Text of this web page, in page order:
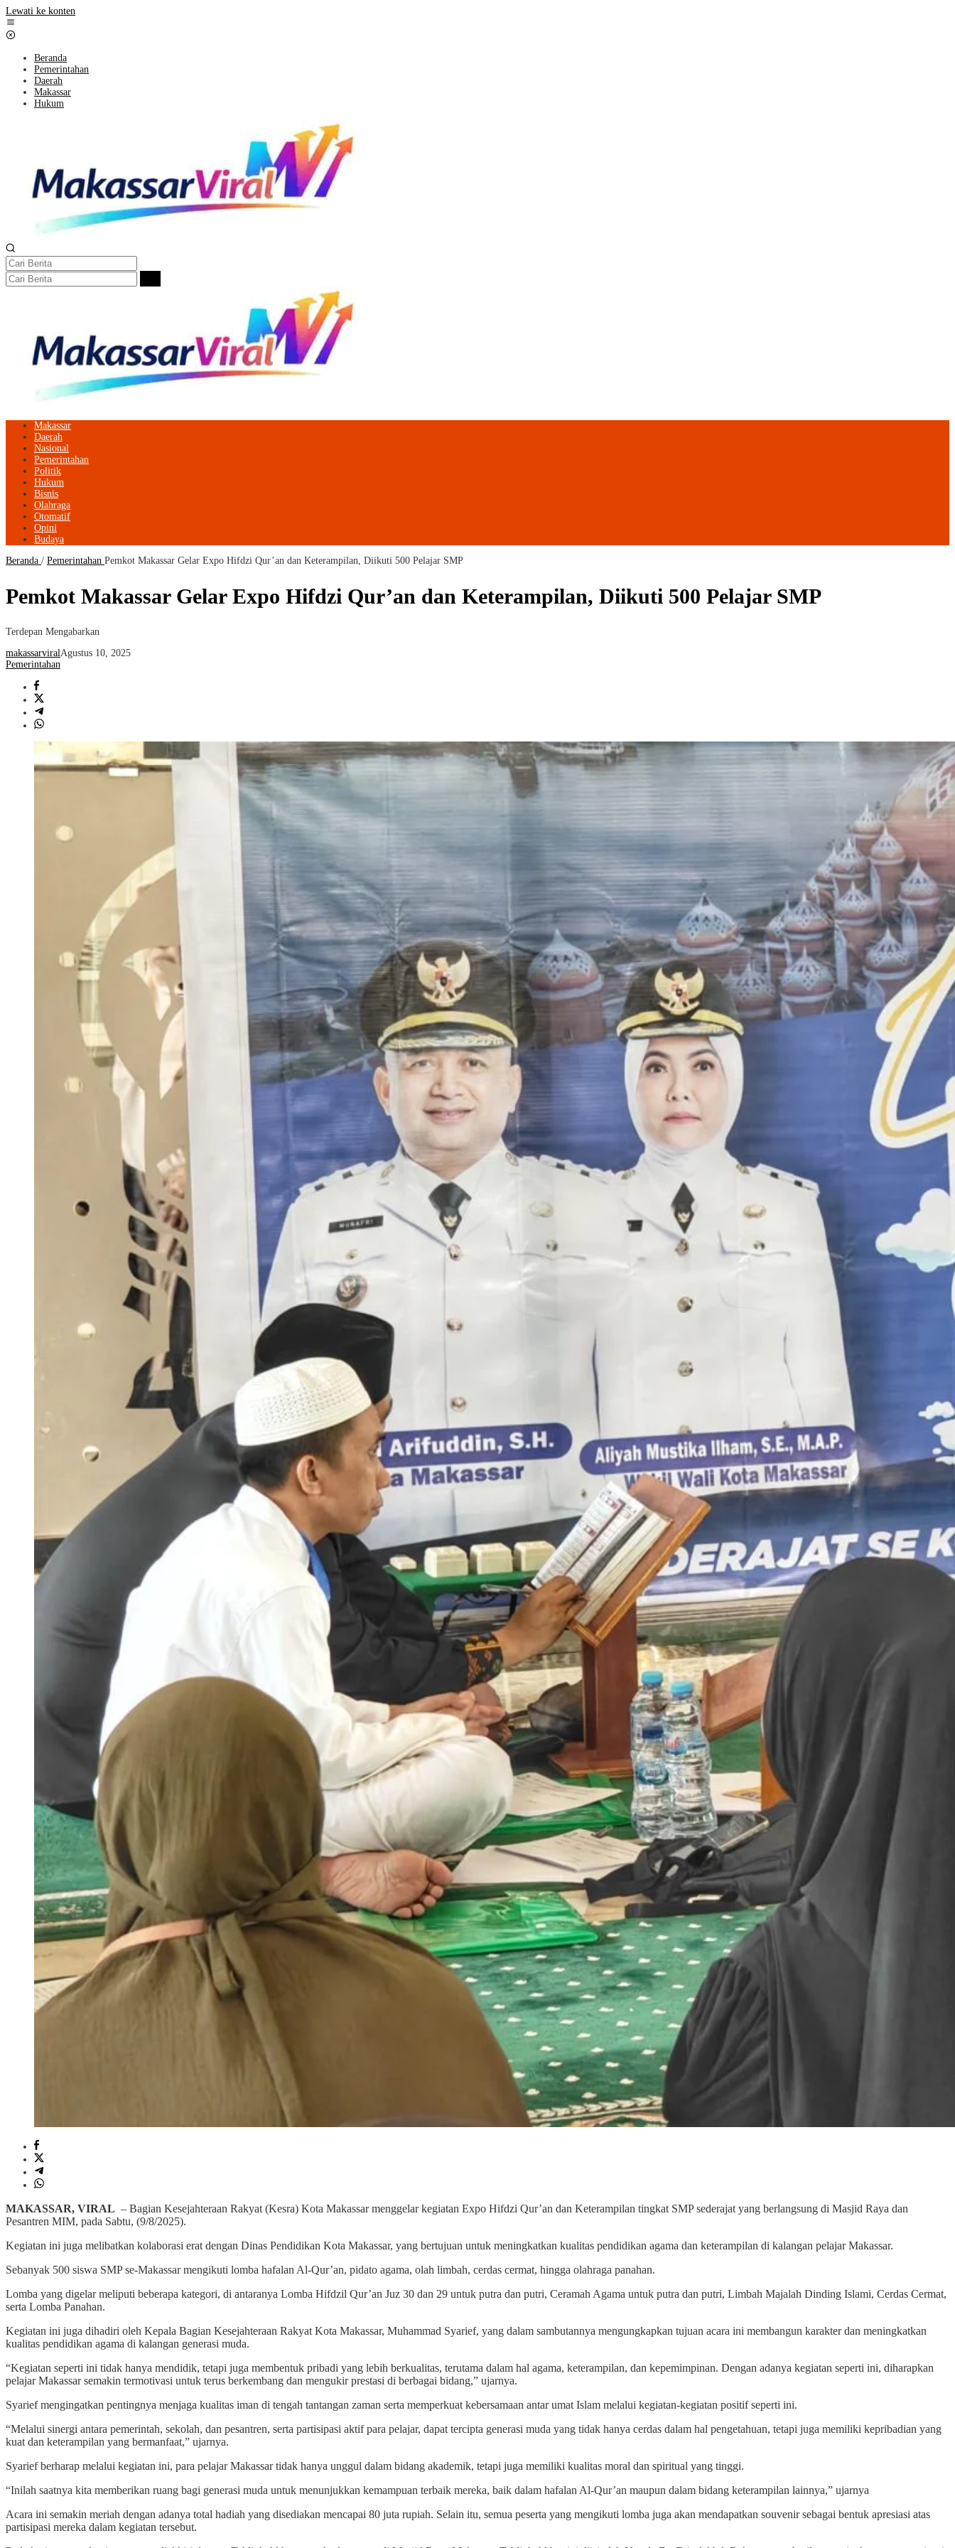
Lewati ke konten
Beranda
Pemerintahan
Daerah
Makassar
Hukum
Makassar
Daerah
Nasional
Pemerintahan
Politik
Hukum
Bisnis
Olahraga
Otomatif
Opini
Budaya
Beranda / Pemerintahan Pemkot Makassar Gelar Expo Hifdzi Qur’an dan Keterampilan, Diikuti 500 Pelajar SMP
Pemkot Makassar Gelar Expo Hifdzi Qur’an dan Keterampilan, Diikuti 500 Pelajar SMP
Terdepan Mengabarkan
makassarviralAgustus 10, 2025
Pemerintahan
MAKASSAR, VIRAL – Bagian Kesejahteraan Rakyat (Kesra) Kota Makassar menggelar kegiatan Expo Hifdzi Qur’an dan Keterampilan tingkat SMP sederajat yang berlangsung di Masjid Raya dan
Pesantren MIM, pada Sabtu, (9/8/2025).
Kegiatan ini juga melibatkan kolaborasi erat dengan Dinas Pendidikan Kota Makassar, yang bertujuan untuk meningkatkan kualitas pendidikan agama dan keterampilan di kalangan pelajar Makassar.
Sebanyak 500 siswa SMP se-Makassar mengikuti lomba hafalan Al-Qur’an, pidato agama, olah limbah, cerdas cermat, hingga olahraga panahan.
Lomba yang digelar meliputi beberapa kategori, di antaranya Lomba Hifdzil Qur’an Juz 30 dan 29 untuk putra dan putri, Ceramah Agama untuk putra dan putri, Limbah Majalah Dinding Islami, Cerdas Cermat,
serta Lomba Panahan.
Kegiatan ini juga dihadiri oleh Kepala Bagian Kesejahteraan Rakyat Kota Makassar, Muhammad Syarief, yang dalam sambutannya mengungkapkan tujuan acara ini membangun karakter dan meningkatkan
kualitas pendidikan agama di kalangan generasi muda.
“Kegiatan seperti ini tidak hanya mendidik, tetapi juga membentuk pribadi yang lebih berkualitas, terutama dalam hal agama, keterampilan, dan kepemimpinan. Dengan adanya kegiatan seperti ini, diharapkan
pelajar Makassar semakin termotivasi untuk terus berkembang dan mengukir prestasi di berbagai bidang,” ujarnya.
Syarief mengingatkan pentingnya menjaga kualitas iman di tengah tantangan zaman serta memperkuat kebersamaan antar umat Islam melalui kegiatan-kegiatan positif seperti ini.
“Melalui sinergi antara pemerintah, sekolah, dan pesantren, serta partisipasi aktif para pelajar, dapat tercipta generasi muda yang tidak hanya cerdas dalam hal pengetahuan, tetapi juga memiliki kepribadian yang
kuat dan keterampilan yang bermanfaat,” ujarnya.
Syarief berharap melalui kegiatan ini, para pelajar Makassar tidak hanya unggul dalam bidang akademik, tetapi juga memiliki kualitas moral dan spiritual yang tinggi.
“Inilah saatnya kita memberikan ruang bagi generasi muda untuk menunjukkan kemampuan terbaik mereka, baik dalam hafalan Al-Qur’an maupun dalam bidang keterampilan lainnya,” ujarnya
Acara ini semakin meriah dengan adanya total hadiah yang disediakan mencapai 80 juta rupiah. Selain itu, semua peserta yang mengikuti lomba juga akan mendapatkan souvenir sebagai bentuk apresiasi atas
partisipasi mereka dalam kegiatan tersebut.